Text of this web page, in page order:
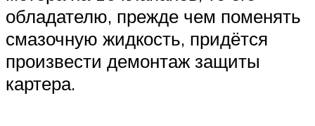
обладателю, прежде чем поменять
смазочную жидкость, придётся
произвести демонтаж защиты
картера.